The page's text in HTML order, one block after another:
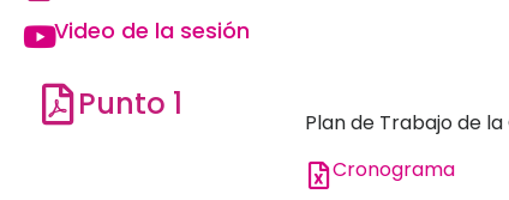
Video de la sesión
Punto 1
Plan de Trabajo de
Cronograma